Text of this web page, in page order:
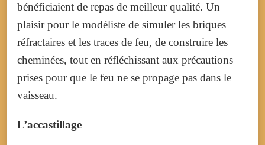
bénéficiaient de repas de meilleur qualité. Un
plaisir pour le modéliste de simuler les briques
réfractaires et les traces de feu, de construire les
cheminées, tout en réfléchissant aux précautions
prises pour que le feu ne se propage pas dans le
vaisseau.
L’accastillage